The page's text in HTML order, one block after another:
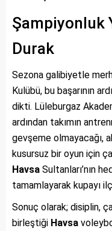
Şampiyonluk
Durak
Sezona galibiyetle
Kulübü, bu başarının
dikti. Lüleburgaz
ardından takımın
gevşeme olmayacağı,
kusursuz bir oyun için
Havsa Sultanları’nın
tamamlayarak kupayı
Sonuç olarak; disiplin,
birleştiği Havsa